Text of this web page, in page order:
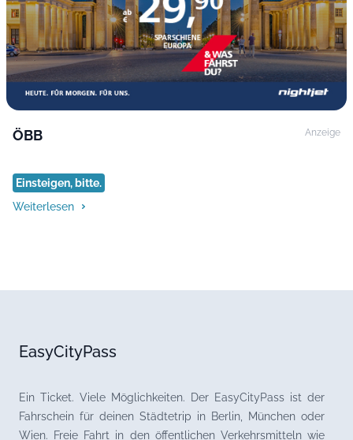
ÖBB Anzeige
Einsteigen, bitte.
Weiterlesen
EasyCityPass
Ein Ticket. Viele Möglichkeiten. Der EasyCityPass ist der
Fahrschein für deinen Städtetrip in Berlin, München oder
Wien. Freie Fahrt in den öffentlichen Verkehrsmitteln wie